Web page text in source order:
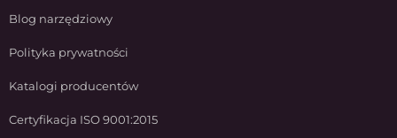
Blog narzędziowy
Polityka prywatności
Katalogi producentów
Certyfikacja ISO 9001:2015